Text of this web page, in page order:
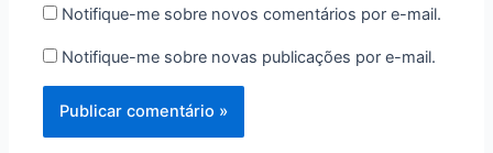
Notifique-me sobre novos comentários por e-mail.
Notifique-me sobre novas publicações por e-mail.